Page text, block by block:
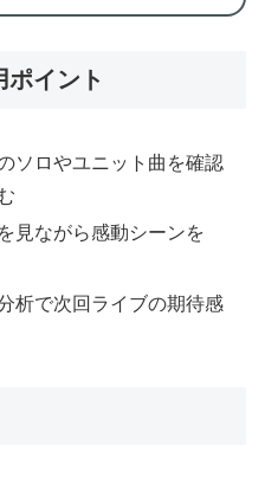
ポイント
ソロやユニット曲を確認
見ながら感動シーンを
析で次回ライブの期待感